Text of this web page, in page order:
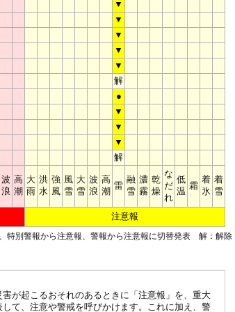
▼
▼
▼
▼
▼
解
●
▼
▼
▼
解
波
浪
高
潮
大
雨
洪
水
強
風
風
雪
大
雪
波
浪
高
潮
雷
融
雪
濃
霧
乾
燥
な
だ
れ
低
温
霜
着
氷
着
雪
注意報
特別警報から注意報、警報から注意報に切替発表 解：解除
が起こるおそれのあるときに「注意報」を、重大
て、注意や警戒を呼びかけます。これに加え、警